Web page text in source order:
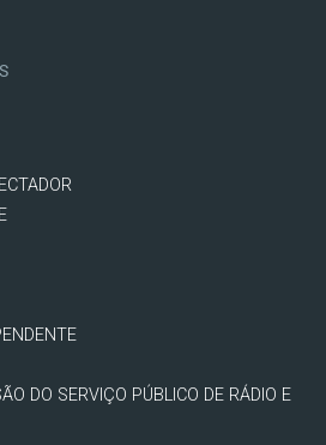
DO SERVIÇO PÚBLICO DE RÁDIO E